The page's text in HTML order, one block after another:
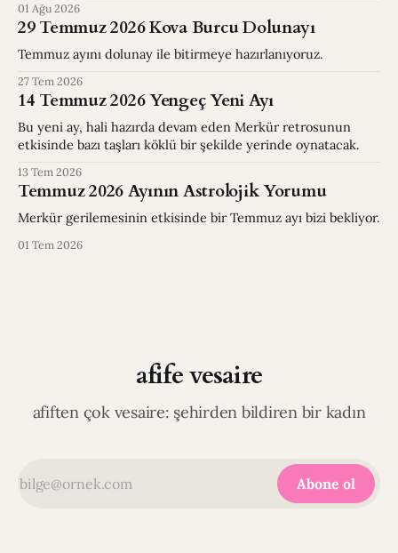
01 Ağu 2026
29 Temmuz 2026 Kova Burcu Dolunayı
Temmuz ayını dolunay ile bitirmeye hazırlanıyoruz.
27 Tem 2026
14 Temmuz 2026 Yengeç Yeni Ayı
Bu yeni ay, hali hazırda devam eden Merkür retrosunun
etkisinde bazı taşları köklü bir şekilde yerinde oynatacak.
13 Tem 2026
Temmuz 2026 Ayının Astrolojik Yorumu
Merkür gerilemesinin etkisinde bir Temmuz ayı bizi bekliyor.
01 Tem 2026
afife vesaire
afiften çok vesaire: şehirden bildiren bir kadın
Abone ol